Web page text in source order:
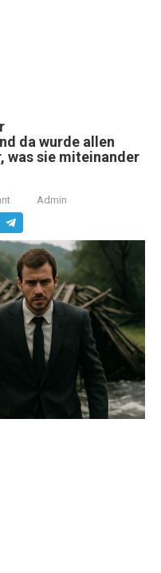
da wurde allen
was sie miteinander
Admin